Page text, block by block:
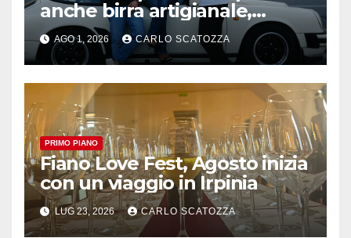
anche birra artigianale,
appuntamento ad Avellino
AGO 1, 2026 CARLO SCATOZZA
PRIMO PIANO
Fiano Love Fest, Agosto inizia
con un viaggio in Irpinia
LUG 23, 2026 CARLO SCATOZZA